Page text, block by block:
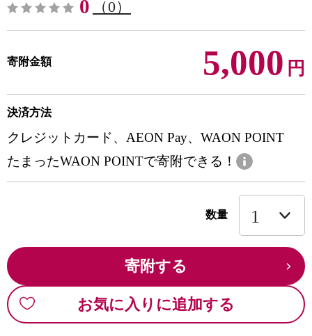
0 （0）
寄附金額 5,000 円
決済方法
クレジットカード、AEON Pay、WAON POINT
たまったWAON POINTで寄附できる！
数量
寄附する
お気に入りに追加する